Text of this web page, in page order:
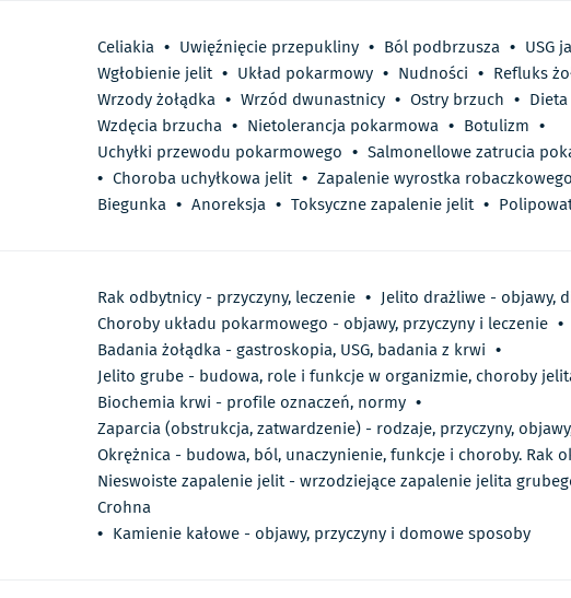
Celiakia • Uwięźnięcie przepukliny • Ból podbrzusza • USG
Wgłobienie jelit • Układ pokarmowy • Nudności • Refluks
Wrzody żołądka • Wrzód dwunastnicy • Ostry brzuch •
Wzdęcia brzucha • Nietolerancja pokarmowa • Botulizm •
Uchyłki przewodu pokarmowego • Salmonellowe zatrucia
• Choroba uchyłkowa jelit • Zapalenie wyrostka robaczkowego
Biegunka • Anoreksja • Toksyczne zapalenie jelit •
Rak odbytnicy - przyczyny, leczenie • Jelito drażliwe - objawy,
Choroby układu pokarmowego - objawy, przyczyny i leczenie •
Badania żołądka - gastroskopia, USG, badania z krwi •
Jelito grube - budowa, role i funkcje w organizmie, choroby
Biochemia krwi - profile oznaczeń, normy •
Zaparcia (obstrukcja, zatwardzenie) - rodzaje, przyczyny,
Okrężnica - budowa, ból, unaczynienie, funkcje i choroby. Rak
Nieswoiste zapalenie jelit - wrzodziejące zapalenie jelita
Crohna
• Kamienie kałowe - objawy, przyczyny i domowe sposoby